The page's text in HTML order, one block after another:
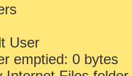
User
emptied: 0 bytes